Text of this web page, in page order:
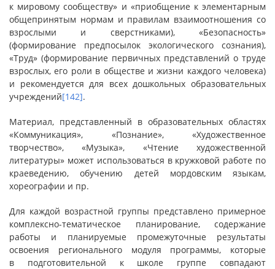
к мировому сообществу» и «приобщение к элементарным
общепринятым нормам и правилам взаимоотношения со
взрослыми и сверстниками), «Безопасность»
(формирование предпосылок экологического сознания),
«Труд» (формирование первичных представлений о труде
взрослых, его роли в обществе и жизни каждого человека)
и рекомендуется для всех дошкольных образовательных
учреждений[142].
Материал, представленный в образовательных областях
«Коммуникация», «Познание», «Художественное
творчество», «Музыка», «Чтение художественной
литературы» может использоваться в кружковой работе по
краеведению, обучению детей мордовским языкам,
хореографии и пр.
Для каждой возрастной группы представлено примерное
комплексно-тематическое планирование, содержание
работы и планируемые промежуточные результаты
освоения регионального модуля программы, которые
в подготовительной к школе группе совпадают